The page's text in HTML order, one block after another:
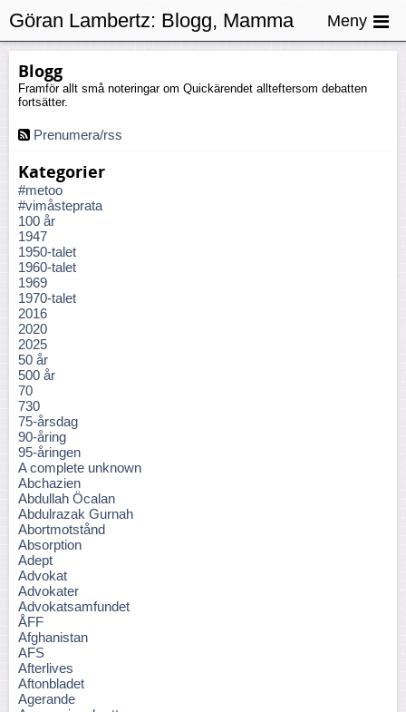
Blogg
Framför allt små noteringar om Quickärendet allteftersom debatten
fortsätter.
Prenumera/rss
Kategorier
#metoo
#vimåsteprata
100 år
1947
1950-talet
1960-talet
1969
1970-talet
2016
2020
2025
50 år
500 år
70
730
75-årsdag
90-åring
95-åringen
A complete unknown
Abchazien
Abdullah Öcalan
Abdulrazak Gurnah
Abortmotstånd
Absorption
Adept
Advokat
Advokater
Advokatsamfundet
ÅFF
Afghanistan
AFS
Afterlives
Aftonbladet
Agerande
Göran Lambertz: Blogg, Mamma Meny